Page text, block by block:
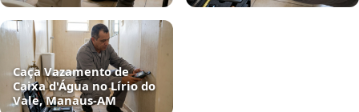
Caça Vazamento de
Caixa d'Água no Lírio do
Vale, Manaus‑AM